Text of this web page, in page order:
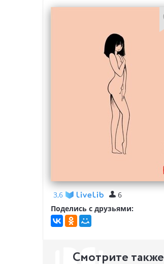
3,6
6
Поделись с друзьями:
Смотрите также